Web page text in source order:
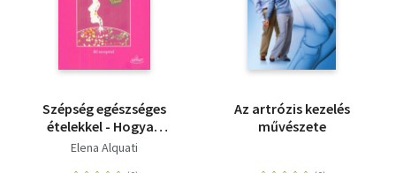
Szépség egészséges
ételekkel - Hogyan
táplálkozzunk
Elena Alquati
Az artrózis kezelés
művészete